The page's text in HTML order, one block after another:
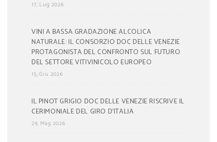
17, Lug 2026
VINI A BASSA GRADAZIONE ALCOLICA
NATURALE: IL CONSORZIO DOC DELLE VENEZIE
PROTAGONISTA DEL CONFRONTO SUL FUTURO
DEL SETTORE VITIVINICOLO EUROPEO
15, Giu 2026
IL PINOT GRIGIO DOC DELLE VENEZIE RISCRIVE IL
CERIMONIALE DEL GIRO D’ITALIA
29, Mag 2026